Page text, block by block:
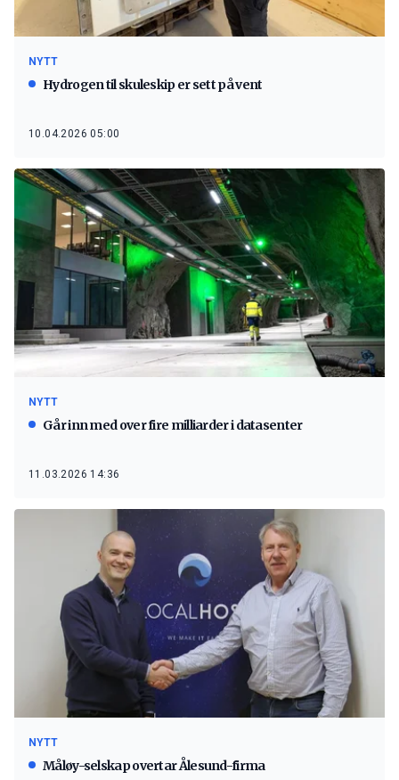
NYTT
Hydrogen til skuleskip er sett på vent
10.04.2026 05:00
NYTT
Går inn med over fire milliarder i datasenter
11.03.2026 14:36
NYTT
Måløy-selskap overtar Ålesund-firma